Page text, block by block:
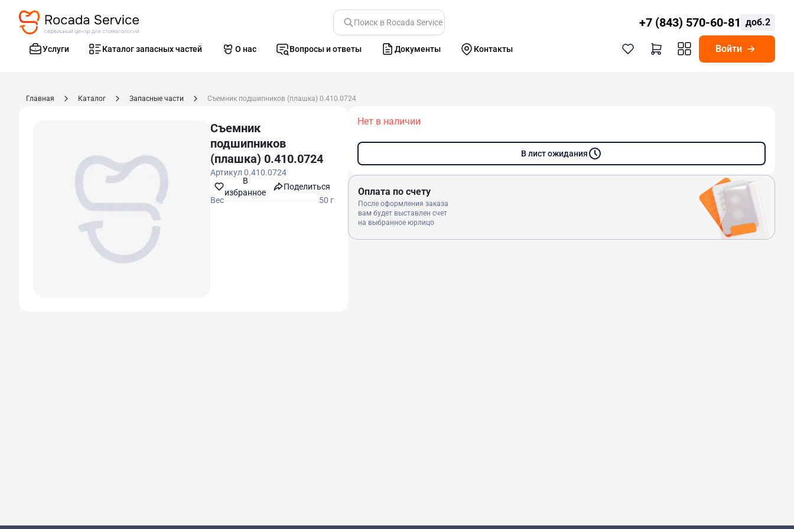
Поиск в Rocada Service +7 (843) 570-60-81 доб.2
Услуги Каталог запасных частей О нас Вопросы и ответы Документы Контакты Войти
Главная Каталог Запасные части Съемник подшипников (плашка) 0.410.0724
Съемник
подшипников
(плашка) 0.410.0724
Артикул 0.410.0724
В
избранноe
Поделиться
Вес
50 г
Нет в наличии
В лист ожидания
Оплата по счету
После оформления заказа
вам будет выставлен счет
на выбранное юрлицо